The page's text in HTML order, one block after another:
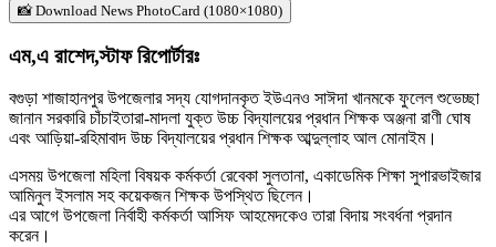
📸 Download News PhotoCard (1080×1080)
এম,এ রাশেদ,স্টাফ রিপোর্টারঃ
বগুড়া শাজাহানপুর উপজেলার সদ্য যোগদানকৃত ইউএনও সাঈদা খানমকে ফুলেল শুভেচ্ছা
জানান সরকারি চাঁচাইতারা-মাদলা যুক্ত উচ্চ বিদ্যালয়ের প্রধান শিক্ষক অঞ্জনা রাণী ঘোষ
এবং আড়িয়া-রহিমাবাদ উচ্চ বিদ্যালয়ের প্রধান শিক্ষক আব্দুল্লাহ আল মোনাইম।
এসময় উপজেলা মহিলা বিষয়ক কর্মকর্তা রেবেকা সুলতানা, একাডেমিক শিক্ষা সুপারভাইজার
আমিনুল ইসলাম সহ কয়েকজন শিক্ষক উপস্থিত ছিলেন।
এর আগে উপজেলা নির্বাহী কর্মকর্তা আসিফ আহমেদকেও তারা বিদায় সংবর্ধনা প্রদান
করেন।